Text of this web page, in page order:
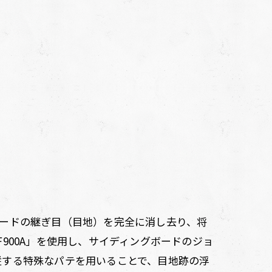
ドの継ぎ目（目地）を完全に消し去り、将
」を使用し、サイディングボードのジョ
る特殊なパテを用いることで、目地跡の浮